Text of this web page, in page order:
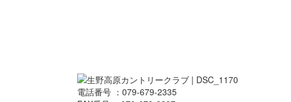
電話番号 ：079-679-2335